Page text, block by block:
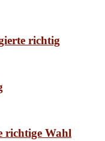
richtig
richtige Wahl